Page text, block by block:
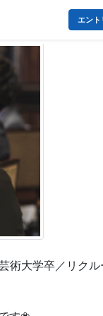
エント
術大学卒／リク